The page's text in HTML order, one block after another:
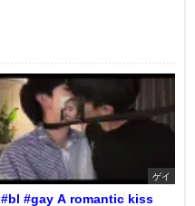
ゲイ
#bl #gay A romantic kiss